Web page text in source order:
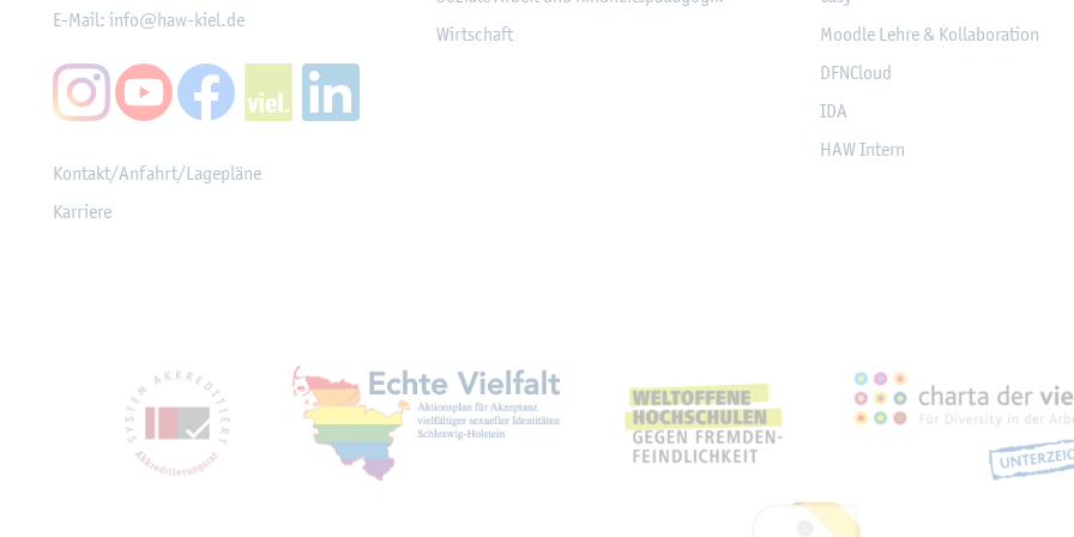
E-Mail: info@​haw-​kiel.​de
Kon­takt/An­fahrt/La­ge­plä­ne
Kar­rie­re
Wirt­schaft
Mood­le Lehre & Kol­la­bo­ra­ti­on
DF­NCloud
IDA
HAW In­tern
Mit­glied­schaf­ten, Aus­zeich­nun­gen,